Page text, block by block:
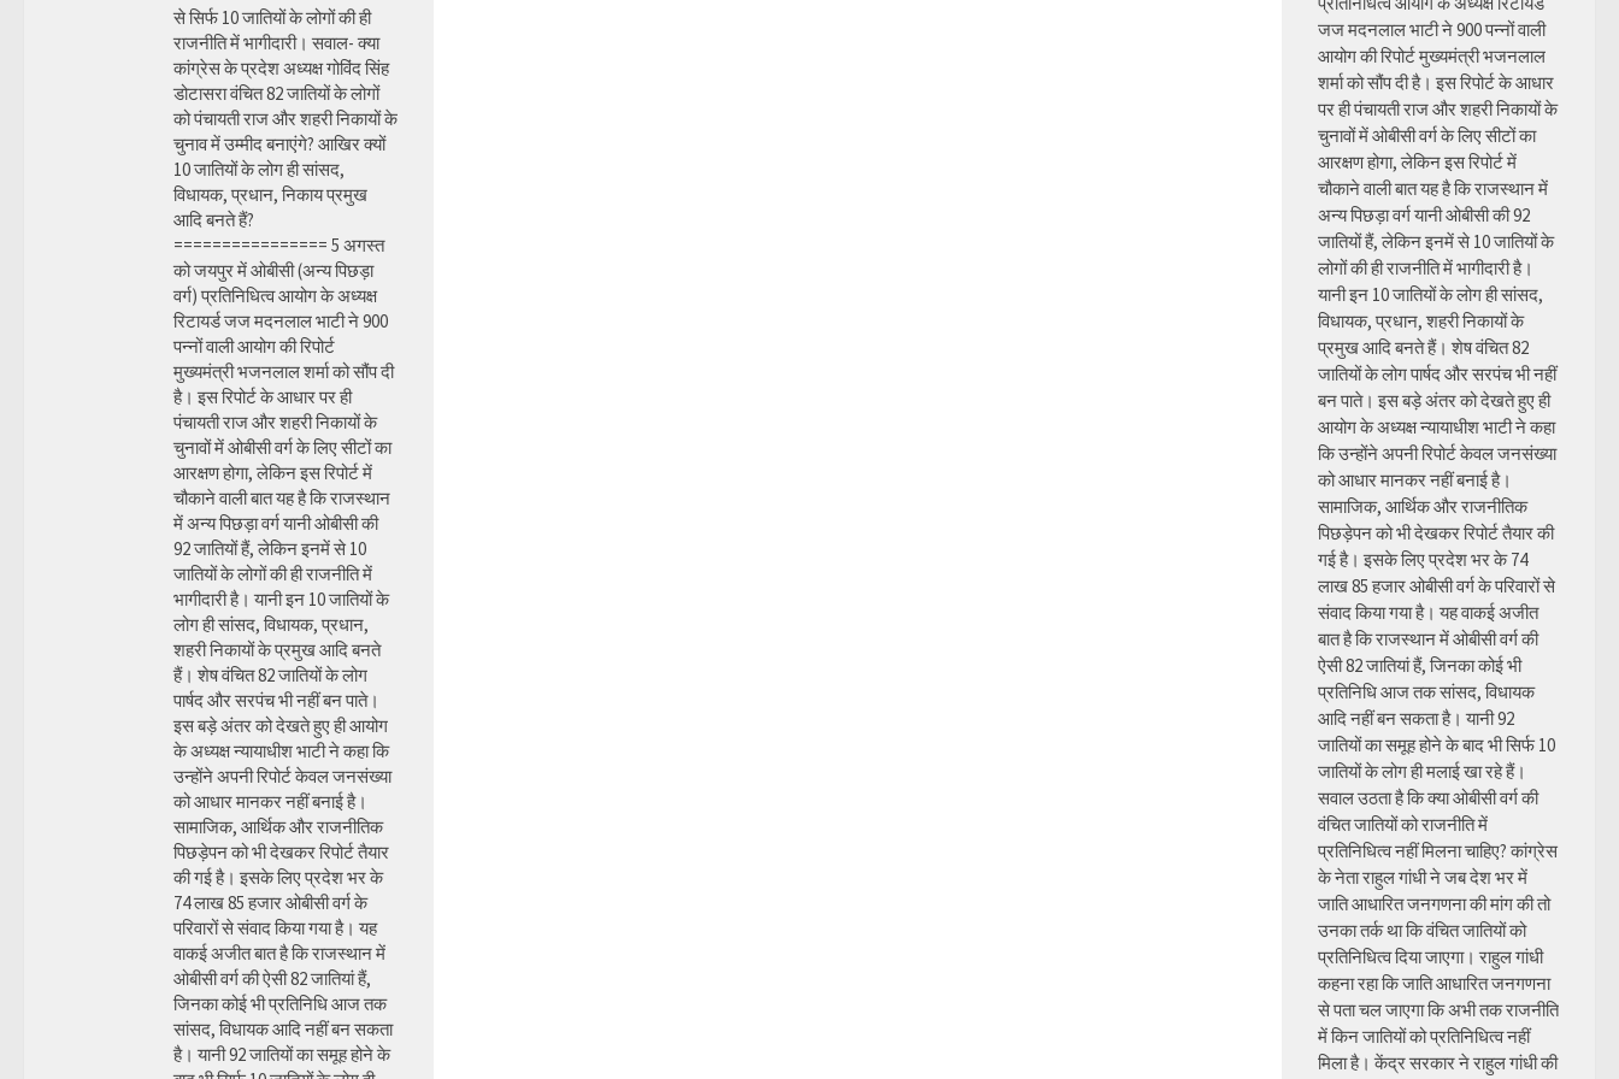
से सिर्फ 10 जातियों के लोगों की ही
राजनीति में भागीदारी। सवाल- क्या
कांग्रेस के प्रदेश अध्यक्ष गोविंद सिंह
डोटासरा वंचित 82 जातियों के लोगों
को पंचायती राज और शहरी निकायों के
चुनाव में उम्मीद बनाएंगे? आखिर क्यों
10 जातियों के लोग ही सांसद,
विधायक, प्रधान, निकाय प्रमुख
आदि बनते हैं?
================ 5 अगस्त
को जयपुर में ओबीसी (अन्य पिछड़ा
वर्ग) प्रतिनिधित्व आयोग के अध्यक्ष
रिटायर्ड जज मदनलाल भाटी ने 900
पन्नों वाली आयोग की रिपोर्ट
मुख्यमंत्री भजनलाल शर्मा को सौंप दी
है। इस रिपोर्ट के आधार पर ही
पंचायती राज और शहरी निकायों के
चुनावों में ओबीसी वर्ग के लिए सीटों का
आरक्षण होगा, लेकिन इस रिपोर्ट में
चौकाने वाली बात यह है कि राजस्थान
में अन्य पिछड़ा वर्ग यानी ओबीसी की
92 जातियों हैं, लेकिन इनमें से 10
जातियों के लोगों की ही राजनीति में
भागीदारी है। यानी इन 10 जातियों के
लोग ही सांसद, विधायक, प्रधान,
शहरी निकायों के प्रमुख आदि बनते
हैं। शेष वंचित 82 जातियों के लोग
पार्षद और सरपंच भी नहीं बन पाते।
इस बड़े अंतर को देखते हुए ही आयोग
के अध्यक्ष न्यायाधीश भाटी ने कहा कि
उन्होंने अपनी रिपोर्ट केवल जनसंख्या
को आधार मानकर नहीं बनाई है।
सामाजिक, आर्थिक और राजनीतिक
पिछड़ेपन को भी देखकर रिपोर्ट तैयार
की गई है। इसके लिए प्रदेश भर के
74 लाख 85 हजार ओबीसी वर्ग के
परिवारों से संवाद किया गया है। यह
वाकई अजीत बात है कि राजस्थान में
ओबीसी वर्ग की ऐसी 82 जातियां हैं,
जिनका कोई भी प्रतिनिधि आज तक
सांसद, विधायक आदि नहीं बन सकता
है। यानी 92 जातियों का समूह होने के
जज मदनलाल भाटी ने 900 पन्नों वाली
आयोग की रिपोर्ट मुख्यमंत्री भजनलाल
शर्मा को सौंप दी है। इस रिपोर्ट के आधार
पर ही पंचायती राज और शहरी निकायों के
चुनावों में ओबीसी वर्ग के लिए सीटों का
आरक्षण होगा, लेकिन इस रिपोर्ट में
चौकाने वाली बात यह है कि राजस्थान में
अन्य पिछड़ा वर्ग यानी ओबीसी की 92
जातियों हैं, लेकिन इनमें से 10 जातियों के
लोगों की ही राजनीति में भागीदारी है।
यानी इन 10 जातियों के लोग ही सांसद,
विधायक, प्रधान, शहरी निकायों के
प्रमुख आदि बनते हैं। शेष वंचित 82
जातियों के लोग पार्षद और सरपंच भी नहीं
बन पाते। इस बड़े अंतर को देखते हुए ही
आयोग के अध्यक्ष न्यायाधीश भाटी ने कहा
कि उन्होंने अपनी रिपोर्ट केवल जनसंख्या
को आधार मानकर नहीं बनाई है।
सामाजिक, आर्थिक और राजनीतिक
पिछड़ेपन को भी देखकर रिपोर्ट तैयार की
गई है। इसके लिए प्रदेश भर के 74
लाख 85 हजार ओबीसी वर्ग के परिवारों से
संवाद किया गया है। यह वाकई अजीत
बात है कि राजस्थान में ओबीसी वर्ग की
ऐसी 82 जातियां हैं, जिनका कोई भी
प्रतिनिधि आज तक सांसद, विधायक
आदि नहीं बन सकता है। यानी 92
जातियों का समूह होने के बाद भी सिर्फ 10
जातियों के लोग ही मलाई खा रहे हैं।
सवाल उठता है कि क्या ओबीसी वर्ग की
वंचित जातियों को राजनीति में
प्रतिनिधित्व नहीं मिलना चाहिए? कांग्रेस
के नेता राहुल गांधी ने जब देश भर में
जाति आधारित जनगणना की मांग की तो
उनका तर्क था कि वंचित जातियों को
प्रतिनिधित्व दिया जाएगा। राहुल गांधी
कहना रहा कि जाति आधारित जनगणना
से पता चल जाएगा कि अभी तक राजनीति
में किन जातियों को प्रतिनिधित्व नहीं
मिला है। केंद्र सरकार ने राहुल गांधी की